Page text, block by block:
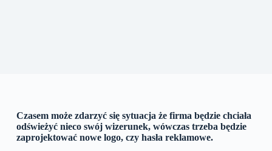
Czasem może zdarzyć się sytuacja że firma będzie chciała
odświeżyć nieco swój wizerunek, wówczas trzeba będzie
zaprojektować nowe logo, czy hasła reklamowe.